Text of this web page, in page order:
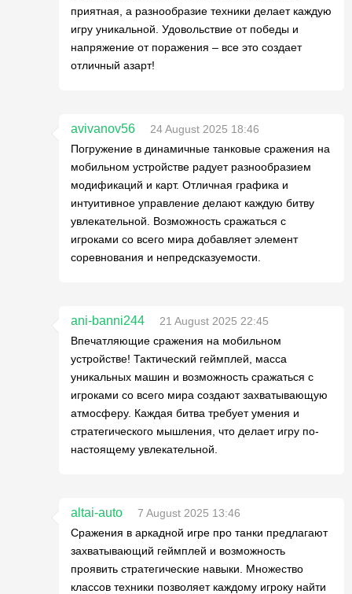
приятная, а разнообразие техники делает каждую
игру уникальной. Удовольствие от победы и
напряжение от поражения – все это создает
отличный азарт!
avivanov56
24 August 2025 18:46
Погружение в динамичные танковые сражения на
мобильном устройстве радует разнообразием
модификаций и карт. Отличная графика и
интуитивное управление делают каждую битву
увлекательной. Возможность сражаться с
игроками со всего мира добавляет элемент
соревнования и непредсказуемости.
ani-banni244
21 August 2025 22:45
Впечатляющие сражения на мобильном
устройстве! Тактический геймплей, масса
уникальных машин и возможность сражаться с
игроками со всего мира создают захватывающую
атмосферу. Каждая битва требует умения и
стратегического мышления, что делает игру по-
настоящему увлекательной.
altai-auto
7 August 2025 13:46
Сражения в аркадной игре про танки предлагают
захватывающий геймплей и возможность
проявить стратегические навыки. Множество
классов техники позволяет каждому игроку найти